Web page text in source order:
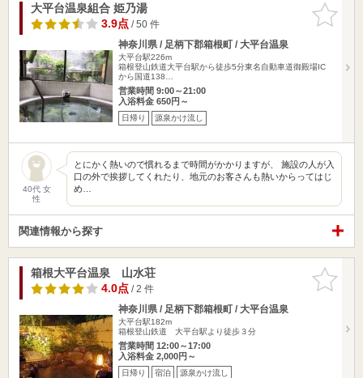
お気に入
りに追加
大平台温泉組合 姫乃湯
3.9点/ 50 件
神奈川県 / 足柄下郡箱根町 / 大平台温泉
大平台駅226m
箱根登山鉄道大平台駅から徒歩5分東名自動車道御殿場IC
から国道138…
営業時間 9:00～21:00
入浴料金 650円～
日帰り 源泉かけ流し
40代 女
性
とにかく熱いので慣れるまで時間がかかりますが、 施設の人が入
口の外で挨拶してくれたり、地元のお客さんも熱いからってはじ
め…
関連情報から探す
お気に入
りに追加
箱根大平台温泉 山水荘
4.0点/ 2 件
神奈川県 / 足柄下郡箱根町 / 大平台温泉
大平台駅182m
箱根登山鉄道 大平台駅より徒歩３分
営業時間 12:00～17:00
入浴料金 2,000円～
日帰り 宿泊 源泉かけ流し